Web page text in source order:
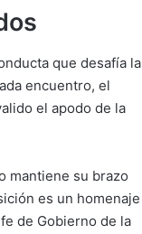
que desafía la
encuentro, el
el apodo de la
mantiene su brazo
es un homenaje
de Gobierno de la